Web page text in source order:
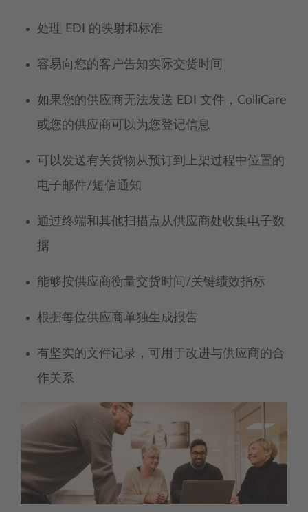
处理 EDI 的映射和标准
容易向您的客户告知实际交货时间
如果您的供应商无法发送 EDI 文件，ColliCare
或您的供应商可以为您登记信息
可以发送有关货物从预订到上架过程中位置的
电子邮件/短信通知
通过终端和其他扫描点从供应商处收集电子数
据
能够按供应商衡量交货时间/关键绩效指标
根据每位供应商单独生成报告
有坚实的文件记录，可用于改进与供应商的合
作关系